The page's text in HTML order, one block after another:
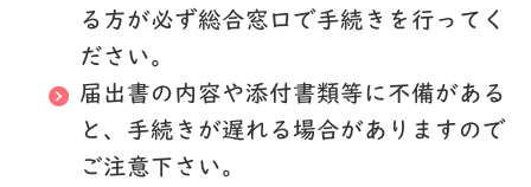
る方が必ず総合窓口で手続きを行ってく
ださい。
届出書の内容や添付書類等に不備がある
と、手続きが遅れる場合がありますので
ご注意下さい。